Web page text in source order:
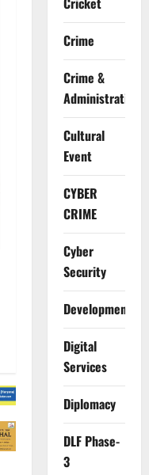
Crime
Crime &
Administration
Cultural
Event
CYBER
CRIME
Cyber
Security
Development
Digital
Services
Diplomacy
DLF Phase-
3